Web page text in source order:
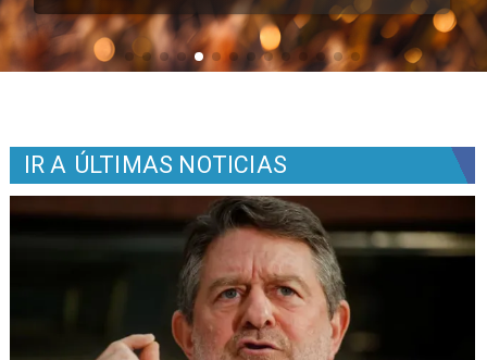
IR A ÚLTIMAS NOTICIAS